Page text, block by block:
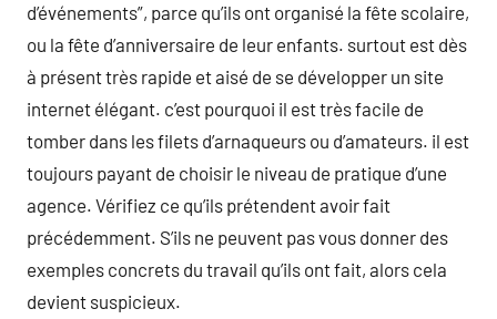
d’événements”, parce qu’ils ont organisé la fête scolaire,
ou la fête d’anniversaire de leur enfants. surtout est dès
à présent très rapide et aisé de se développer un site
internet élégant. c’est pourquoi il est très facile de
tomber dans les filets d’arnaqueurs ou d’amateurs. il est
toujours payant de choisir le niveau de pratique d’une
agence. Vérifiez ce qu’ils prétendent avoir fait
précédemment. S’ils ne peuvent pas vous donner des
exemples concrets du travail qu’ils ont fait, alors cela
devient suspicieux.